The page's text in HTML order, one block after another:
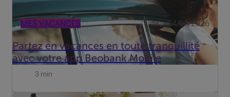
MES VACANCES 04/06/2026
Partez en vacances en toute tranquillité
avec votre app Beobank Mobile
3 min